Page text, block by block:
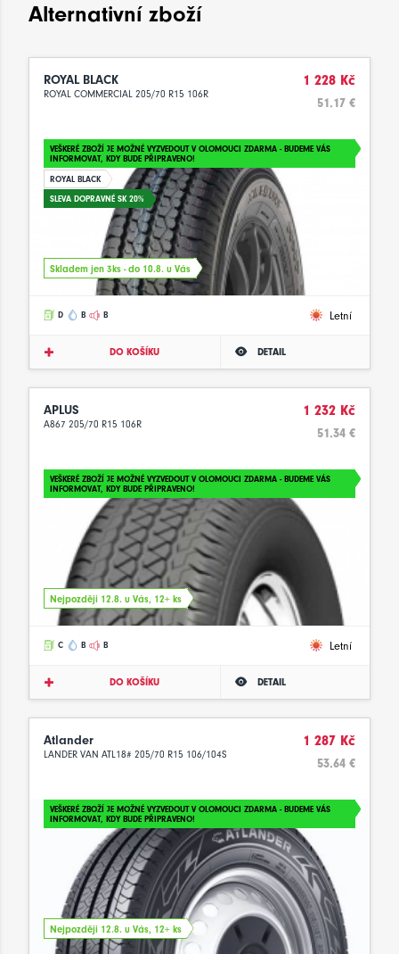
Alternativní zboží
ROYAL BLACK
ROYAL COMMERCIAL 205/70 R15 106R
1 228 Kč
51.17 €
VEŠKERÉ ZBOŽÍ JE MOŽNÉ VYZVEDOUT V OLOMOUCI ZDARMA - BUDEME VÁS
INFORMOVAT, KDY BUDE PŘIPRAVENO!
ROYAL BLACK
SLEVA DOPRAVNÉ SK 20%
Skladem jen 3ks - do 10.8. u Vás
D B B Letní
DO KOŠÍKU DETAIL
APLUS
A867 205/70 R15 106R
1 232 Kč
51.34 €
VEŠKERÉ ZBOŽÍ JE MOŽNÉ VYZVEDOUT V OLOMOUCI ZDARMA - BUDEME VÁS
INFORMOVAT, KDY BUDE PŘIPRAVENO!
Nejpozději 12.8. u Vás, 12+ ks
C B B Letní
DO KOŠÍKU DETAIL
Atlander
LANDER VAN ATL18# 205/70 R15 106/104S
1 287 Kč
53.64 €
VEŠKERÉ ZBOŽÍ JE MOŽNÉ VYZVEDOUT V OLOMOUCI ZDARMA - BUDEME VÁS
INFORMOVAT, KDY BUDE PŘIPRAVENO!
Nejpozději 12.8. u Vás, 12+ ks